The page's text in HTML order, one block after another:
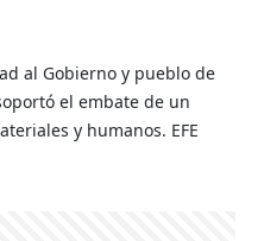
al Gobierno y pueblo de
el embate de un
y humanos. EFE